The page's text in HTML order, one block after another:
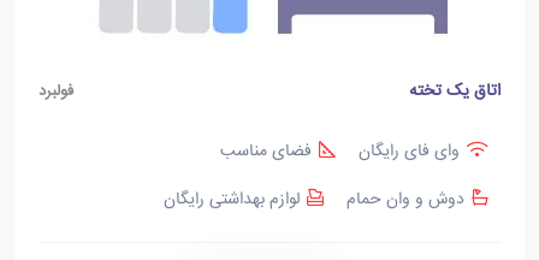
اتاق یک تخته فولبرد
وای فای رایگان
فضای مناسب
دوش و وان حمام
لوازم بهداشتی رایگان